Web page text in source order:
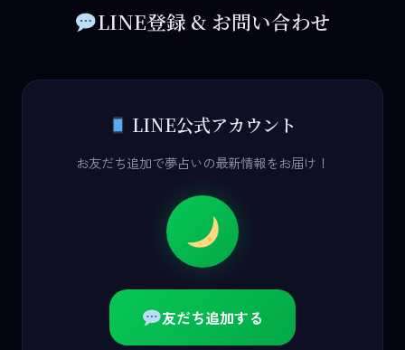
LINE登録 & お問い合わせ
LINE公式アカウント
お友だち追加で夢占いの最新情報をお届け！
友だち追加する